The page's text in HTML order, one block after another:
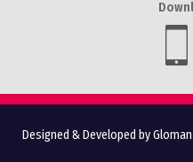
Designed & Developed by Gloman